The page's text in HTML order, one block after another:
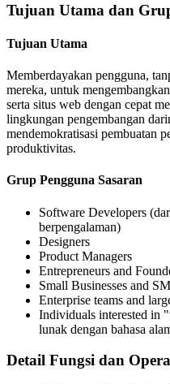
Tujuan Utama dan
Tujuan Utama
Memberdayakan pengguna,
mereka, untuk
serta situs web dengan cepat
lingkungan pengembangan
mendemokratisasi pembuatan
produktivitas.
Grup Pengguna Sasaran
Software Developers
berpengalaman)
Designers
Product Managers
Entrepreneurs and
Small Businesses and
Enterprise teams and
Individuals interested in
lunak dengan bahasa
Detail Fungsi dan